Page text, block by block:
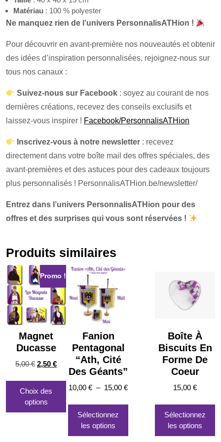
Matériau : 100 % polyester
Ne manquez rien de l’univers PersonnalisATHion !
Pour découvrir en avant-première nos nouveautés et obtenir
des idées d’inspiration personnalisées, rejoignez-nous sur
tous nos canaux :
Suivez-nous sur Facebook : soyez au courant de nos
dernières créations, recevez des conseils exclusifs et
laissez-vous inspirer ! Facebook/PersonnalisATHion
Inscrivez-vous à notre newsletter : recevez
directement dans votre boîte mail des offres spéciales, des
avant-premières et des astuces pour des cadeaux toujours
plus personnalisés ! PersonnalisATHion.be/newsletter/
Entrez dans l’univers PersonnalisATHion pour des
offres et des surprises qui vous sont réservées !
Produits similaires
Promo !
Magnet
Ducasse
5,00€ Le
était :
5,00 €.
2,50 €Le
actuel
2,50 €.
Choix des
options
produit
plusieurs
variations.
Boîte À
Biscuits En
Forme De
Coeur
15,00 €
Sélectionnez
les options
Fanion
Pentagonal
“Ath, Cité
Des Géants”
10,00 € – 15,00 €Plage
Sélectionnez
les options
plusieurs